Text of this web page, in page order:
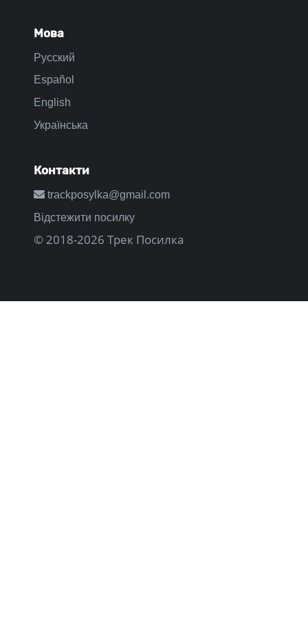
Мова
Русский
Español
English
Українська
Контакти
trackposylka@gmail.com
Відстежити посилку
© 2018-2026 Трек Посилка